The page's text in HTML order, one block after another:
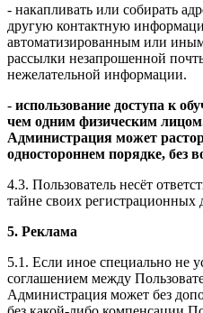
- накапливать или собирать
другую контактную
автоматизированным или
рассылки незапрошенной
нежелательной информации.
- использование доступа к
чем одним физическим
Администрация может
одностороннем порядке, без
4.3. Пользователь несёт
тайне своих
5. Реклама
5.1. Если иное специально не
соглашением между
Администрация может без